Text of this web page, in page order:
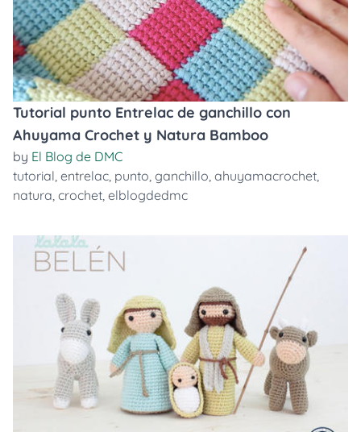
Tutorial punto Entrelac de ganchillo con
Ahuyama Crochet y Natura Bamboo
by El Blog de DMC
tutorial, entrelac, punto, ganchillo, ahuyamacrochet,
natura, crochet, elblogdedmc